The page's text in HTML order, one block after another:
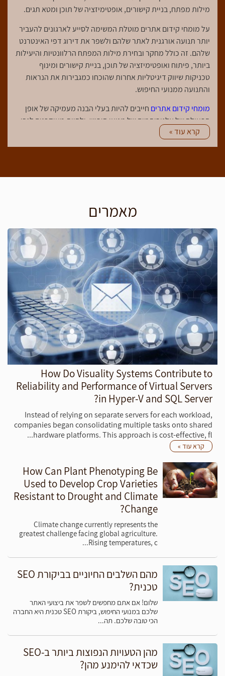
מילות מפתח, בניית קישורים, אופטימיזציה של תוכן ומטא תגים.
על מומחי קידום אתרים מוטלת המשימה לסייע לארגונים להעביר
יותר תנועה אורגנית לאתר שלהם ולשפר את דירוג דפי האינטרנט
שלהם. זה כולל מחקר ובחירת מילות המפתח הרלוונטיות והיעילות
ביותר, פיתוח ואופטימיזציה של תוכן, בניית קישורים ומינוף
טכניקות שיווק דיגיטליות אחרות שהוכחו כמגבירות את הנראות
והתנועה ממנועי החיפוש.
מומחי קידום אתרים חייבים להיות בעלי הבנה מעמיקה של אופן
הפעולה של אלגוריתמים של מנועי חיפוש, ולהיות מעודכנים לגבי
המגמות והטכניקות העדכניות ביותר בתחום. הם חייבים גם
להחזיק חזק אנליטית ופתרון בעיות מיומנויות, כמו גם תקשורת
לרוב על פעילויות שיווק דיגיטליות אחרות, כגון יצירה וניהול
ופיתוח תוכן וידאו מקוון. הם עשויים גם להתבקש לנתח נתוני ניתוח
אתרים וליצור דוחות המספקים תובנה לגבי האופן שבו מבקרים
מתקשרים עם האתר.
מומחי קידום אתרים ממלאים תפקיד חשוב בהצלחת העסק, מכיוון
שהם עוזרים למקסם את הפוטנציאל של חשיפה וחשיפה מקוונת.
בין אם זה שיפור דירוג אתרים, יצירת תוכן מרתק או ניהול קמפיינים
במדיה חברתית, מומחי קידום אתרים חיוניים לכל ארגון המעוניין
לייעל את הנוכחות המקוונת שלהם.
היתרונות של שכירת מקדם
אתרים?
קרא עוד »
מאמרים
How Do Visuality Systems Contribute to
Reliability and Performance of Virtual Servers
in Hyper-V and SQL Server?
Instead of relying on separate servers for each workload,
companies began consolidating multiple tasks onto shared
hardware platforms. This approach is cost-effective, fl...
קרא עוד »
How Can Plant Phenotyping Be
Used to Develop Crop Varieties
Resistant to Drought and Climate
Change?
Climate change currently represents the
greatest challenge facing global agriculture.
Rising temperatures, c...
מהם השלבים החיוניים בביקורת SEO
טכנית?
שלום! אם אתם מחפשים לשפר את ביצועי האתר
שלכם במנועי החיפוש, ביקורת SEO טכנית היא החברה
הכי טובה שלכם. תה...
מהן הטעויות הנפוצות ביותר ב-SEO
שכדאי להימנע מהן?